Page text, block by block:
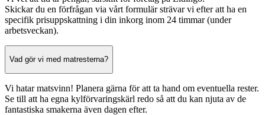
Skickar du en förfrågan via vårt formulär strävar vi efter att ha en
specifik prisuppskattning i din inkorg inom 24 timmar (under
arbetsveckan).
Vad gör vi med matresterna?
Vi hatar matsvinn! Planera gärna för att ta hand om eventuella rester.
Se till att ha egna kylförvaringskärl redo så att du kan njuta av de
fantastiska smakerna även dagen efter.